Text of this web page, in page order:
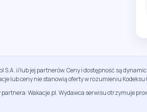
i/lub jej partnerów. Ceny i dostępność są
lub ceny nie stanowią oferty w rozumieniu Kodeksu
Wakacje.pl. Wydawca serwisu otrzymuje